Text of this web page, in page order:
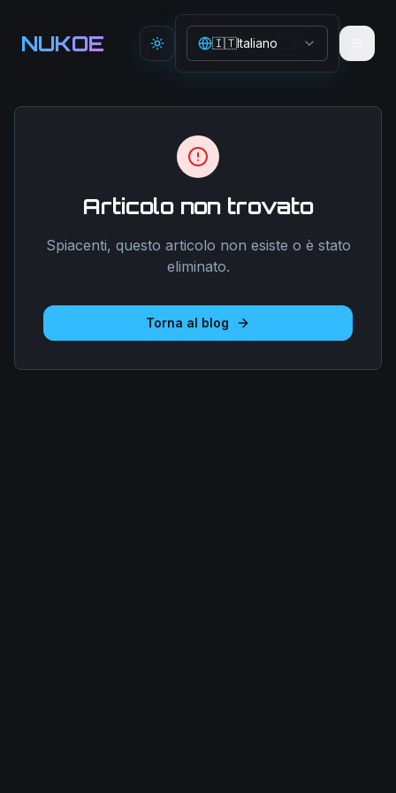
NUKOE Toggle theme
🇮🇹Italiano
Articolo non trovato
Spiacenti, questo articolo non esiste o è stato
eliminato.
Torna al blog